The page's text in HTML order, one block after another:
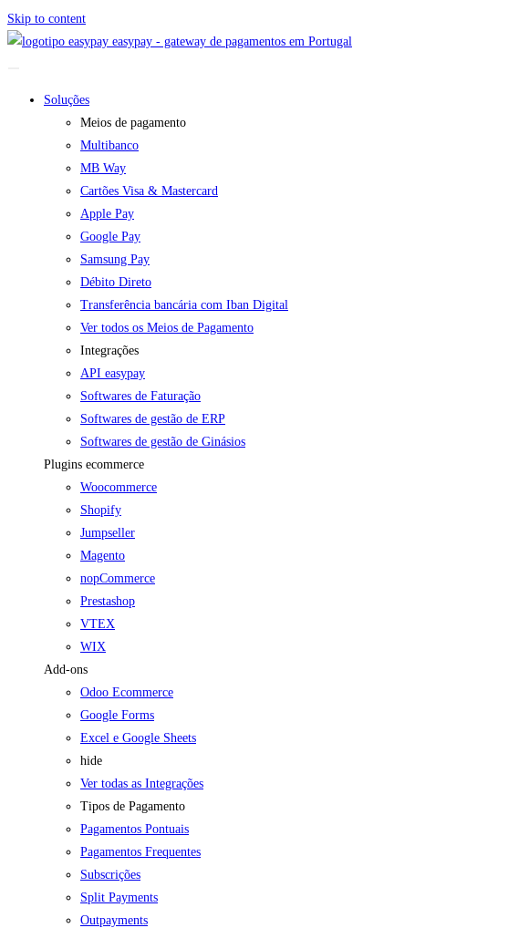
Skip to content
easypay - gateway de pagamentos em Portugal
Soluções
Meios de pagamento
Multibanco
MB Way
Cartões Visa & Mastercard
Apple Pay
Google Pay
Samsung Pay
Débito Direto
Transferência bancária com Iban Digital
Ver todos os Meios de Pagamento
Integrações
API easypay
Softwares de Faturação
Softwares de gestão de ERP
Softwares de gestão de Ginásios
Plugins ecommerce
Woocommerce
Shopify
Jumpseller
Magento
nopCommerce
Prestashop
VTEX
WIX
Add-ons
Odoo Ecommerce
Google Forms
Excel e Google Sheets
hide
Ver todas as Integrações
Tipos de Pagamento
Pagamentos Pontuais
Pagamentos Frequentes
Subscrições
Split Payments
Outpayments